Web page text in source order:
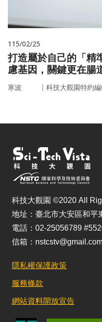
115/02/25
打造屬於自己的「精
慮基因，關鍵更在腸
寒波 ｜ 科技大觀園特約
科技大觀園 ©2020 All
地址：臺北市大安區和平
電話：02-25056789
信箱：
隱私權保護政策
服務條款
網站資料開放宣告